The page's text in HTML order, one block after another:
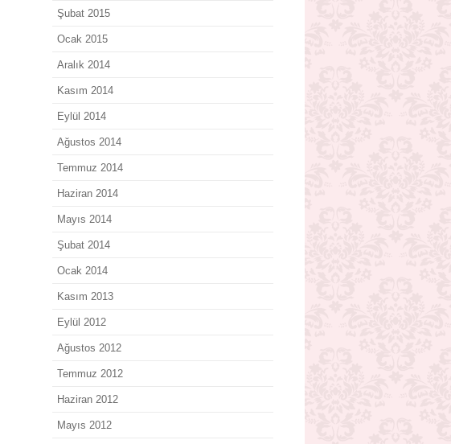
Şubat 2015
Ocak 2015
Aralık 2014
Kasım 2014
Eylül 2014
Ağustos 2014
Temmuz 2014
Haziran 2014
Mayıs 2014
Şubat 2014
Ocak 2014
Kasım 2013
Eylül 2012
Ağustos 2012
Temmuz 2012
Haziran 2012
Mayıs 2012